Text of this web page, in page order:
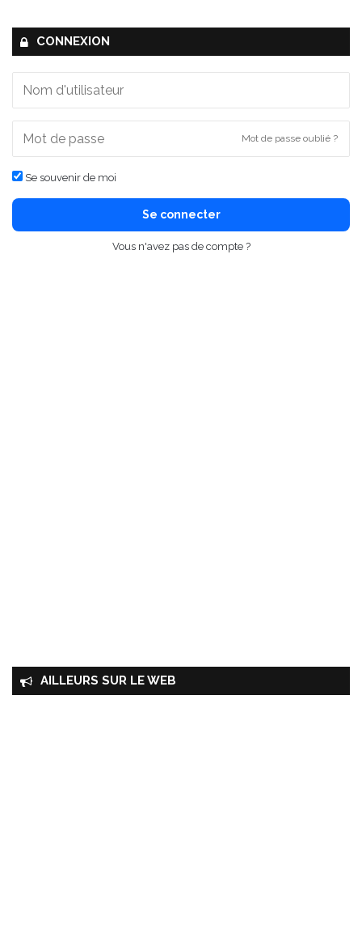
CONNEXION
Mot de passe oublié ?
Se souvenir de moi
Se connecter
Vous n'avez pas de compte ?
AILLEURS SUR LE WEB